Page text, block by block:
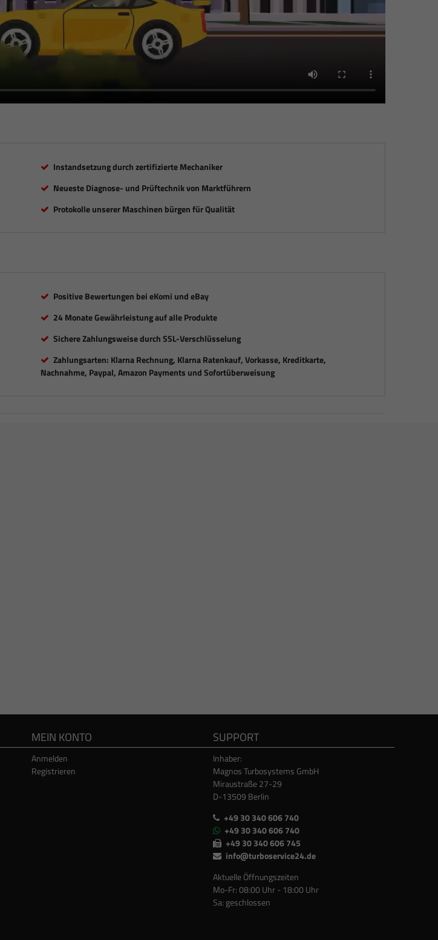
Instandsetzung durch zertifizierte Mechaniker
Neueste Diagnose- und Prüftechnik von Marktführern
Protokolle unserer Maschinen bürgen für Qualität
Positive Bewertungen bei eKomi und eBay
24 Monate Gewährleistung auf alle Produkte
Sichere Zahlungsweise durch SSL-Verschlüsselung
Zahlungsarten: Klarna Rechnung, Klarna Ratenkauf, Vorkasse, Kreditkarte,
Nachnahme, Paypal, Amazon Payments und Sofortüberweisung
MEIN KONTO
Anmelden
Registrieren
SUPPORT
Inhaber:
Magnos Turbosystems GmbH
Miraustraße 27-29
D-13509 Berlin
+49 30 340 606 740
+49 30 340 606 740
+49 30 340 606 745
info@turboservice24.de
Aktuelle Öffnungszeiten
Mo-Fr: 08:00 Uhr - 18:00 Uhr
Sa: geschlossen